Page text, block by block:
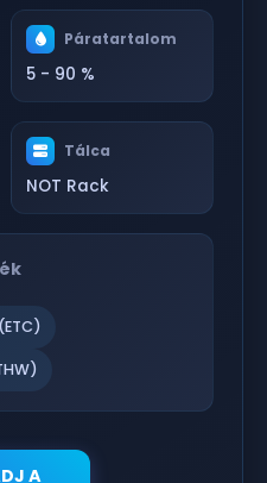
Páratartalom
5 - 90 %
Tálca
NOT Rack
A